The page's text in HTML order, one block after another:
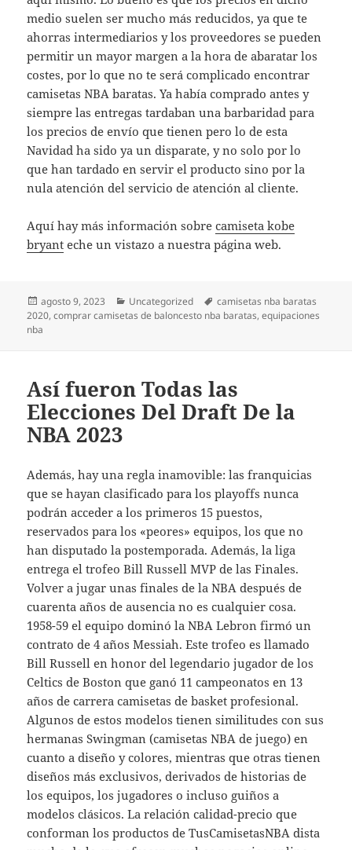
medio suelen ser mucho más reducidos, ya que te
ahorras intermediarios y los proveedores se pueden
permitir un mayor margen a la hora de abaratar los
costes, por lo que no te será complicado encontrar
camisetas NBA baratas. Ya había comprado antes y
siempre las entregas tardaban una barbaridad para
los precios de envío que tienen pero lo de esta
Navidad ha sido ya un disparate, y no solo por lo
que han tardado en servir el producto sino por la
nula atención del servicio de atención al cliente.
Aquí hay más información sobrecamiseta kobe
bryant eche un vistazo a nuestra página web.
Publicado
el
agosto 9, 2023 Categorías
Uncategorized Etiquetas
camisetas nba baratas
2020,comprar camisetas de baloncesto nba baratas,equipaciones
nba
Así fueron Todas las
Elecciones Del Draft De la
NBA 2023
Además, hay una regla inamovible: las franquicias
que se hayan clasificado para los playoffs nunca
podrán acceder a los primeros 15 puestos,
reservados para los «peores» equipos, los que no
han disputado la postemporada. Además, la liga
entrega el trofeo Bill Russell MVP de las Finales.
Volver a jugar unas finales de la NBA después de
cuarenta años de ausencia no es cualquier cosa.
1958-59 el equipo dominó la NBA Lebron firmó un
contrato de 4 años Messiah. Este trofeo es llamado
Bill Russell en honor del legendario jugador de los
Celtics de Boston que ganó 11 campeonatos en 13
años de carrera camisetas de basket profesional.
Algunos de estos modelos tienen similitudes con sus
hermanas Swingman (camisetas NBA de juego) en
cuanto a diseño y colores, mientras que otras tienen
diseños más exclusivos, derivados de historias de
los equipos, los jugadores o incluso guiños a
modelos clásicos. La relación calidad-precio que
conforman los productos de TusCamisetasNBA dista